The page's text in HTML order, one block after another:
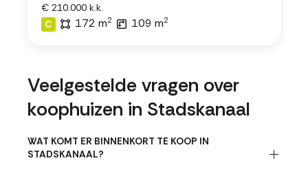
€ 210.000 k.k.
C
172 m2 109 m2
Veelgestelde vragen over
koophuizen in Stadskanaal
WAT KOMT ER BINNENKORT TE KOOP IN
STADSKANAAL?